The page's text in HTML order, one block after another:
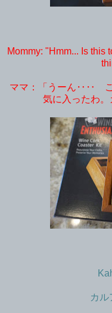
Mommy: "Hmm... Is this
ママ：「うーん‥‥ こ
気に入ったわ。
カル